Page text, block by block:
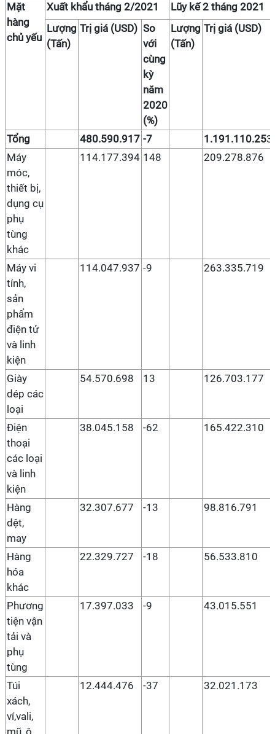
Mặt
hàng
chủ yếu
Xuất khẩu tháng 2/2021
Lũy kế 2 tháng 2021
Lượng
(Tấn)
Trị giá (USD) So
với
cùng
kỳ
năm
2020
(%)
Lượng
(Tấn)
Trị giá (USD)
Tổng 480.590.917 -7 1.191.110.253
Máy
móc,
thiết bị,
dụng cụ
phụ
tùng
khác
114.177.394 148 209.278.876
Máy vi
tính,
sản
phẩm
điện tử
và linh
kiện
114.047.937 -9 263.335.719
Giày
dép các
loại
54.570.698 13 126.703.177
Điện
thoại
các loại
và linh
kiện
38.045.158 -62 165.422.310
Hàng
dệt,
may
32.307.677 -13 98.816.791
Hàng
hóa
khác
22.329.727 -18 56.533.810
Phương
tiện vận
tải và
phụ
tùng
17.397.033 -9 43.015.551
Túi
xách,
ví,vali,
mũ, ô,
12.444.476 -37 32.021.173